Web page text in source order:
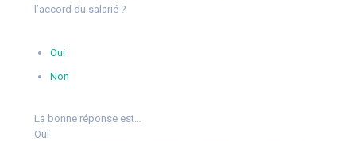
l’accord du salarié ?
Oui
Non
La bonne réponse est…
Oui